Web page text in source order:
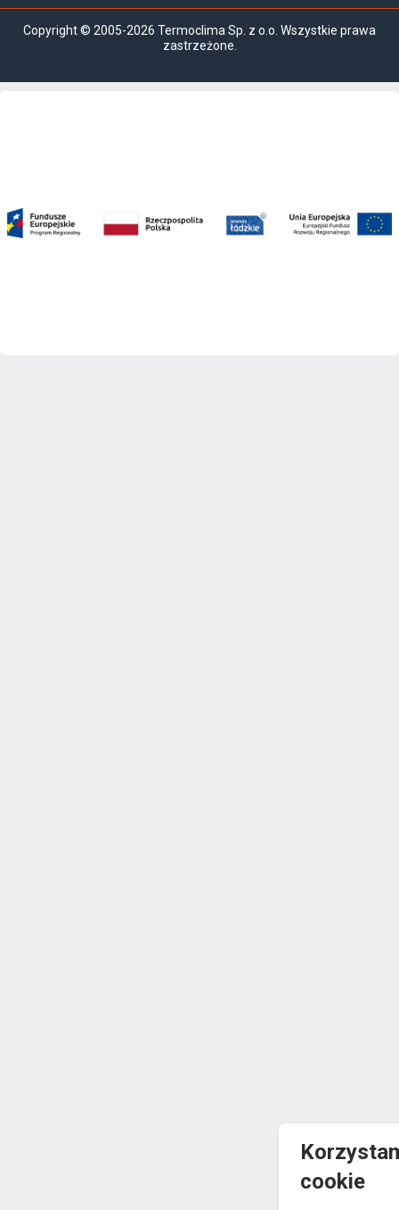
Copyright © 2005-2026 Termoclima Sp. z o.o. Wszystkie prawa
zastrzeżone.
cookie